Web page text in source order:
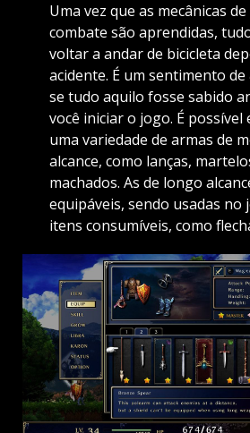
Uma vez que as mecânicas
combate são aprendidas,
voltar a andar de bicicleta
acidente. É um sentimento de
se tudo aquilo fosse sabido
você iniciar o jogo. É
uma variedade de armas de
alcance, como lanças,
machados. As de longo
equipáveis, sendo usadas no
itens consumíveis, como